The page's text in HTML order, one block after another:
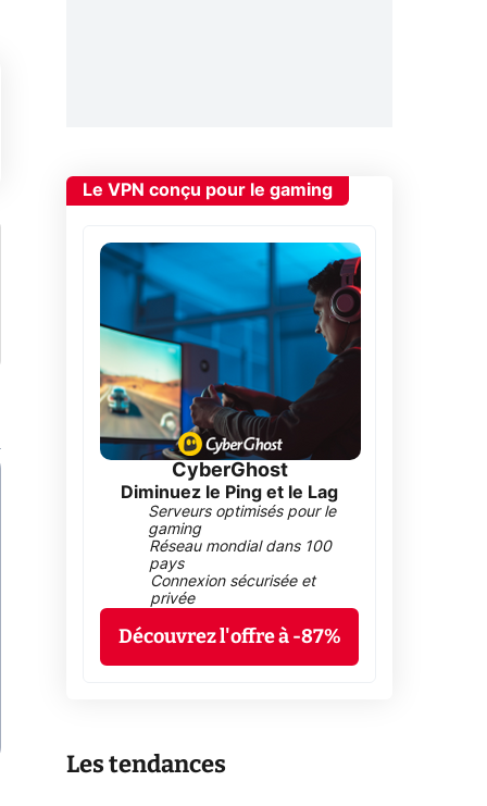
Le VPN conçu pour le gaming
CyberGhost
Diminuez le Ping et le Lag
Serveurs optimisés pour le
gaming
Réseau mondial dans 100
pays
Connexion sécurisée et
privée
Découvrez l'offre à -87%
Les tendances